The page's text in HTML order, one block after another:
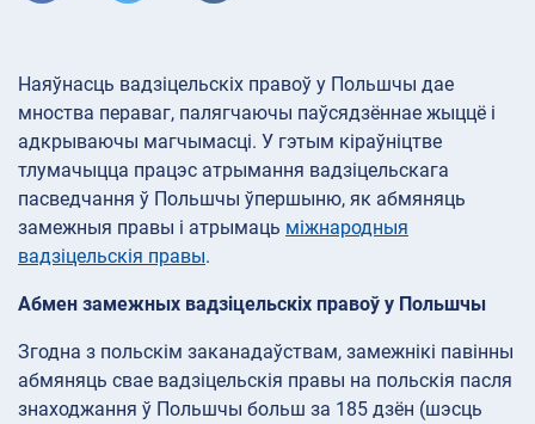
Наяўнасць вадзіцельскіх правоў у Польшчы дае
мноства пераваг, палягчаючы паўсядзённае жыццё і
адкрываючы магчымасці. У гэтым кіраўніцтве
тлумачыцца працэс атрымання вадзіцельскага
пасведчання ў Польшчы ўпершыню, як абмяняць
замежныя правы і атрымаць міжнародныя
вадзіцельскія правы.
Абмен замежных вадзіцельскіх правоў у Польшчы
Згодна з польскім заканадаўствам, замежнікі павінны
абмяняць свае вадзіцельскія правы на польскія пасля
знаходжання ў Польшчы больш за 185 дзён (шэсць